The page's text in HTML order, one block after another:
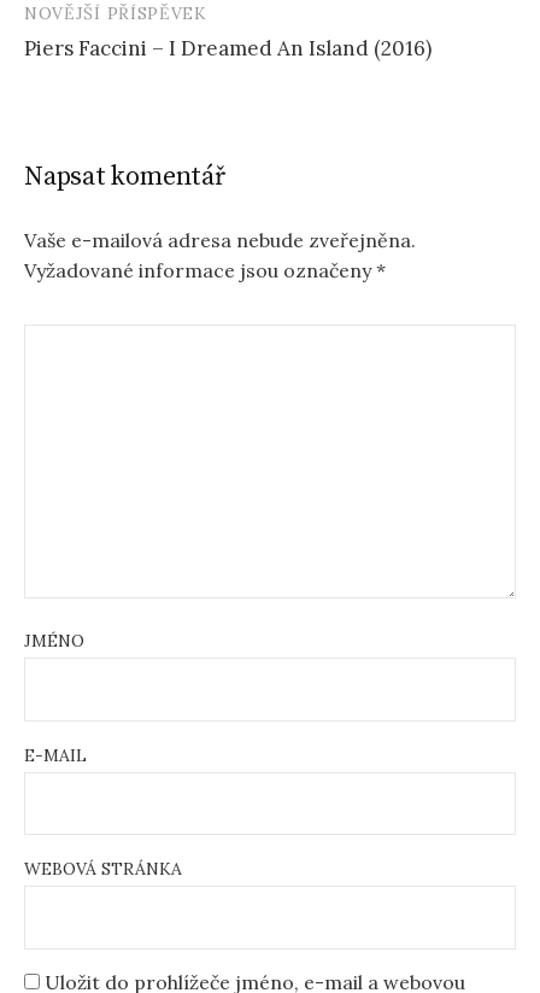
NOVĚJŠÍ PŘÍSPĚVEK
Piers Faccini – I Dreamed An Island (2016)
Napsat komentář
Vaše e-mailová adresa nebude zveřejněna.
Vyžadované informace jsou označeny*
JMÉNO
E-MAIL
WEBOVÁ STRÁNKA
Uložit do prohlížeče jméno, e-mail a webovou